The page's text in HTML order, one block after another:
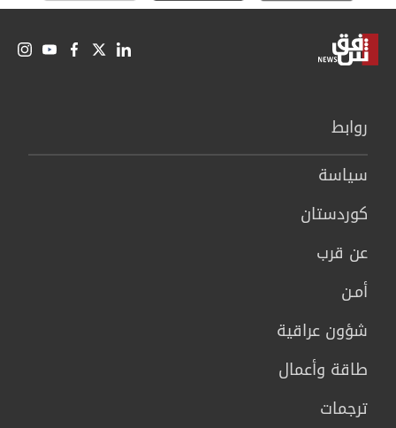
روابط
سیاسة
كوردستان
عن قرب
أمـن
شؤون عراقية
طاقة وأعمال
ترجمات